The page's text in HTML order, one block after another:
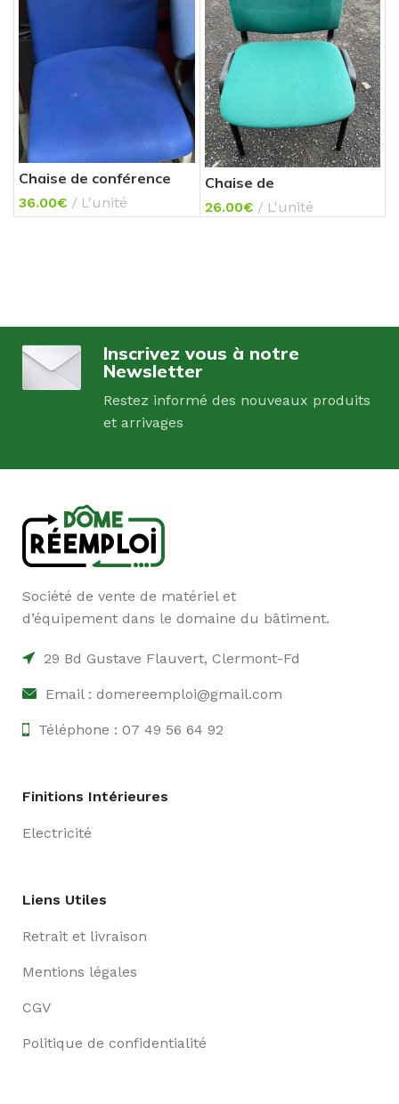
Chaise de conférence
36.00€ L'unité
Chaise de
26.00€ L'unité
Inscrivez vous à notre
Newsletter
Restez informé des nouveaux produits
et arrivages
Société de vente de matériel et
d’équipement dans le domaine du bâtiment.
29 Bd Gustave Flauvert, Clermont-Fd
Email : domereemploi@gmail.com
Téléphone : 07 49 56 64 92
Finitions Intérieures
Electricité
Liens Utiles
Retrait et livraison
Mentions légales
CGV
Politique de confidentialité